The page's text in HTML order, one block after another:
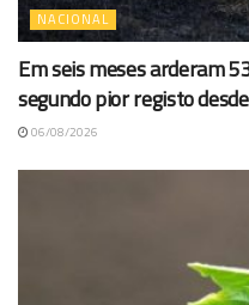
NACIONAL
Em seis meses arderam
segundo pior registo
06/08/2026